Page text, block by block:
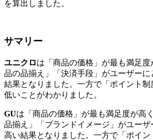
を算出しました。
サマリー
ユニクロは「商品の価格」が最も満足
品の品揃え」「決済手段」がユーザー
結果となりました。一方で「ポイント
低いことがわかりました。
GUは「商品の価格」が最も満足度が高
品揃え」「ブランドイメージ」がユー
高い結果となりました。一方で「ポイン